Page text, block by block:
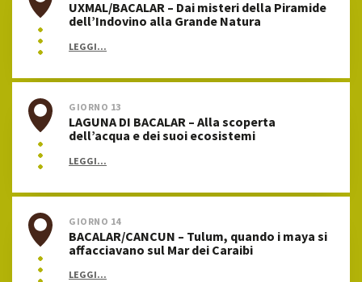
UXMAL/BACALAR – Dai misteri della Piramide
dell’Indovino alla Grande Natura
LEGGI...
GIORNO 13
LAGUNA DI BACALAR – Alla scoperta
dell’acqua e dei suoi ecosistemi
LEGGI...
GIORNO 14
BACALAR/CANCUN – Tulum, quando i maya si
affacciavano sul Mar dei Caraibi
LEGGI...